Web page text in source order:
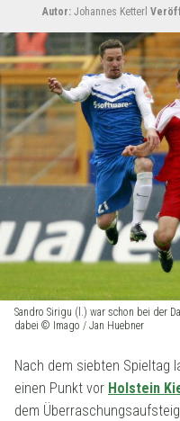
Autor: Johannes Ketterl
Sandro Sirigu (l.) war schon bei der
dabei © Imago / Jan Huebner
Nach dem siebten Spieltag
einen Punkt vor Holstein
dem